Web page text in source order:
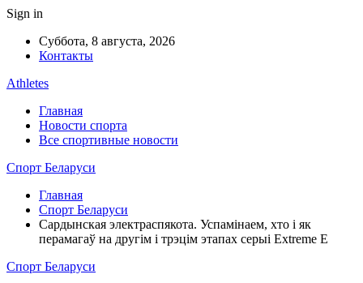
Sign in
Суббота, 8 августа, 2026
Контакты
Athletes
Главная
Новости спорта
Все спортивные новости
Спорт Беларуси
Главная
Спорт Беларуси
Сардынская электраспякота. Успамінаем, хто і як
перамагаў на другім і трэцім этапах серыі Extreme E
Спорт Беларуси